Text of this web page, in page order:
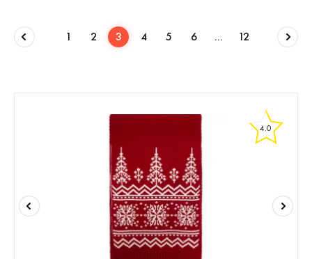
1 2 3 4 5 6 ... 12
4.0